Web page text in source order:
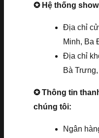
✪ Hệ thống
Địa chỉ
Minh, Ba
Địa chỉ
Bà
✪ Thông tin
chúng tôi:
Ngân